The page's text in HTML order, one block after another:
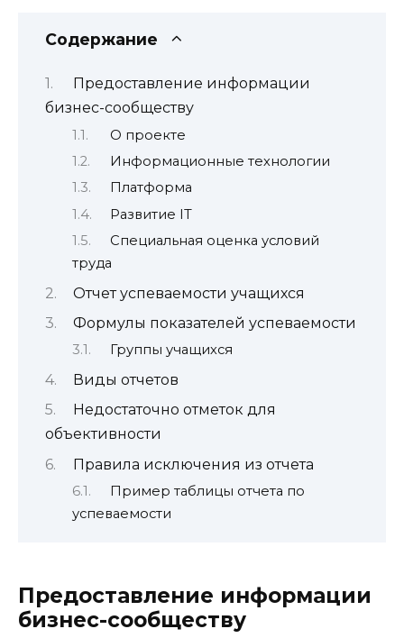
Содержание
Предоставление информации
бизнес-сообществу
О проекте
Информационные технологии
Платформа
Развитие IT
Специальная оценка условий
труда
Отчет успеваемости учащихся
Формулы показателей успеваемости
Группы учащихся
Виды отчетов
Недостаточно отметок для
объективности
Правила исключения из отчета
Пример таблицы отчета по
успеваемости
Предоставление информации
бизнес-сообществу